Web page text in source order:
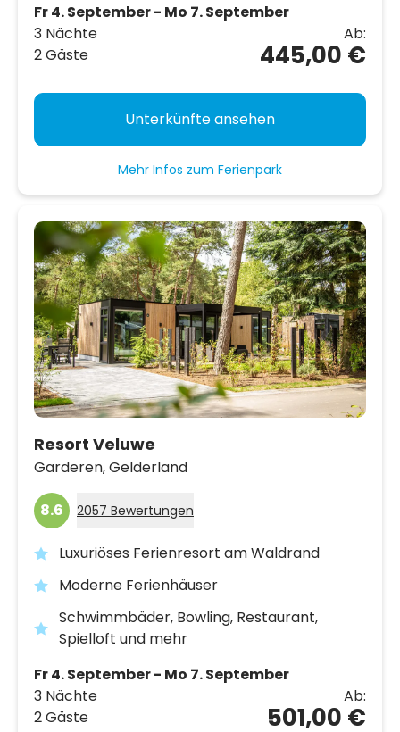
Fr 4. September - Mo 7. September
3 Nächte
2 Gäste
Ab:
445,00 €
Unterkünfte ansehen
Mehr Infos zum Ferienpark
Resort Veluwe
Garderen,Gelderland
8.6 2057 Bewertungen
Luxuriöses Ferienresort am Waldrand
Moderne Ferienhäuser
Schwimmbäder, Bowling, Restaurant,
Spielloft und mehr
Fr 4. September - Mo 7. September
3 Nächte
2 Gäste
Ab:
501,00 €